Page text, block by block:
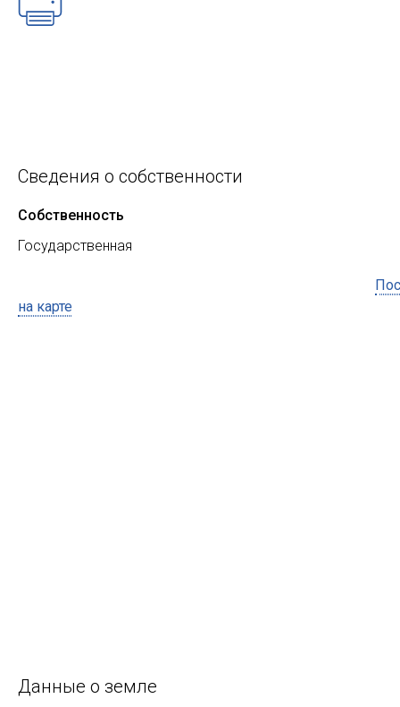
Сведения о собственности
Собственность
Государственная
на карте
Данные о земле